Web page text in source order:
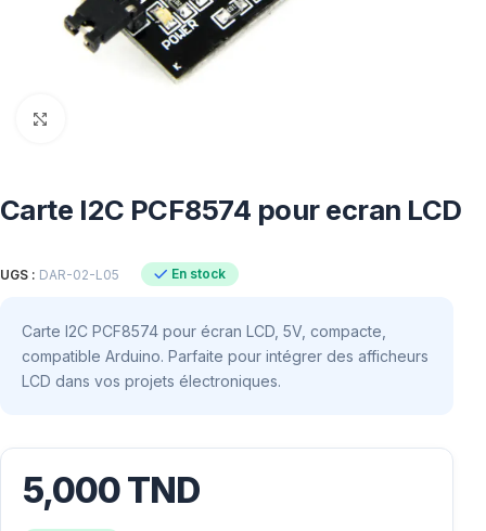
Carte I2C PCF8574 pour ecran LCD
UGS : DAR-02-L05 En stock
Carte I2C PCF8574 pour écran LCD, 5V, compacte,
compatible Arduino. Parfaite pour intégrer des afficheurs
LCD dans vos projets électroniques.
5,000TND